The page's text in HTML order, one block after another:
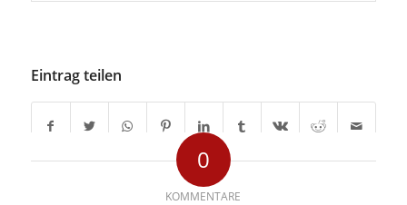
Eintrag teilen
0
KOMMENTARE